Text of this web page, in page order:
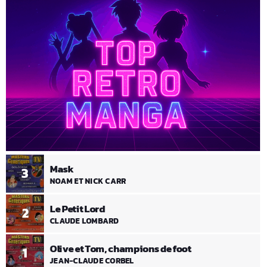
1 Olive et Tom, champions de foot
JEAN-CLAUDE CORBEL
2 Le Petit Lord
CLAUDE LOMBARD
3 Mask
NOAM ET NICK CARR